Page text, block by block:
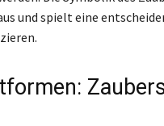
und spielt eine